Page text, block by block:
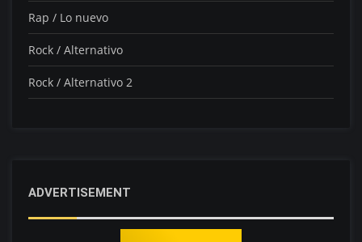
Rap / Lo nuevo
Rock / Alternativo
Rock / Alternativo 2
ADVERTISEMENT